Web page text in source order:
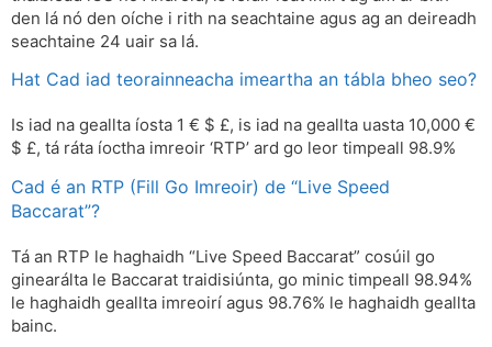
den lá nó den oíche i rith na seachtaine agus ag an deireadh
seachtaine 24 uair sa lá.
Hat Cad iad teorainneacha imeartha an tábla bheo seo?
Is iad na geallta íosta 1 € $ £, is iad na geallta uasta 10,000 €
$ £, tá ráta íoctha imreoir ‘RTP’ ard go leor timpeall 98.9%
Cad é an RTP (Fill Go Imreoir) de “Live Speed ​​
Baccarat”?
Tá an RTP le haghaidh “Live Speed ​​​​Baccarat” cosúil go
ginearálta le Baccarat traidisiúnta, go minic timpeall 98.94%
le haghaidh geallta imreoirí agus 98.76% le haghaidh geallta
bainc.